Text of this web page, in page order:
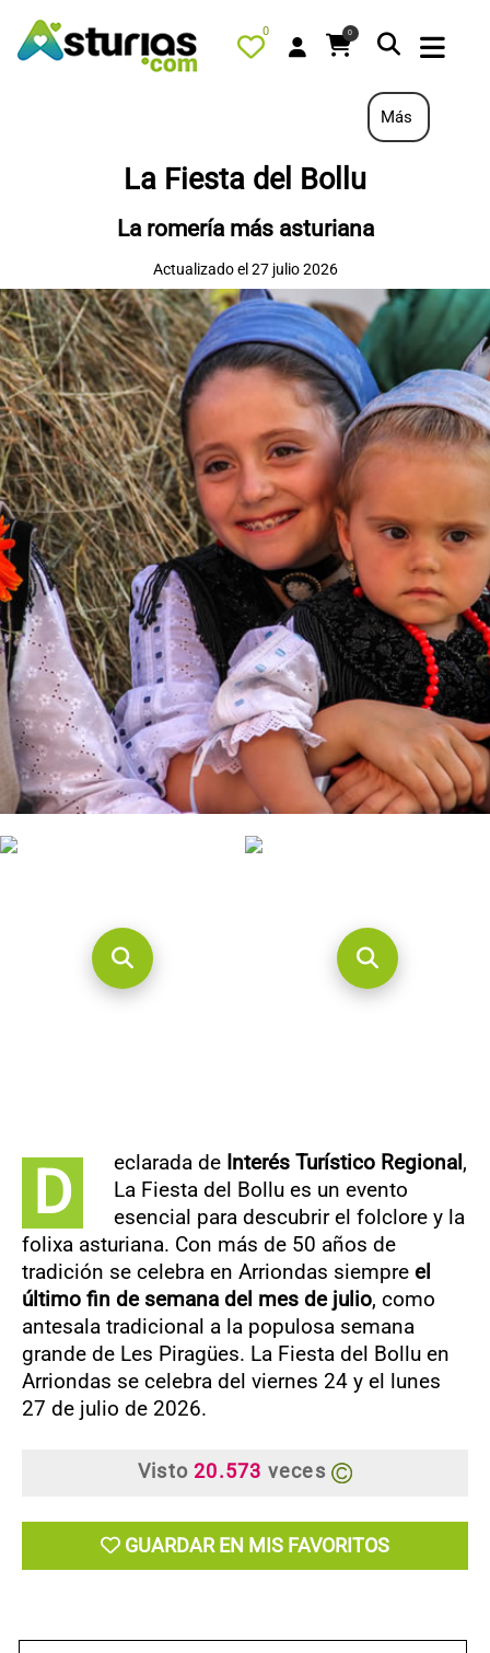
0 0
QUÉ HACER
ALOJAMIENTOS
RESTAURANTES
TURISMO ACTIVO
TIENDA
AGENDA
OFERTAS
CONTACTO
Más
La Fiesta del Bollu
La romería más asturiana
Actualizado el 27 julio 2026
D eclarada de Interés Turístico Regional,
La Fiesta del Bollu es un evento
esencial para descubrir el folclore y la
folixa asturiana. Con más de 50 años de
tradición se celebra en Arriondas siempre el
último fin de semana del mes de julio, como
antesala tradicional a la populosa semana
grande de Les Piragües. La Fiesta del Bollu en
Arriondas se celebra del viernes 24 y el lunes
27 de julio de 2026.
Visto20.573 veces
GUARDAR EN MIS FAVORITOS